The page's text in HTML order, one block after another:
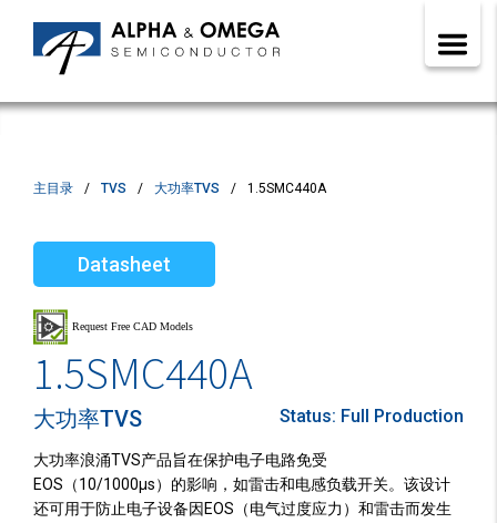
主目录 TVS 大功率TVS 1.5SMC440A
Datasheet
1.5SMC440A
大功率TVS Status: Full Production
大功率浪涌TVS产品旨在保护电子电路免受
EOS（10/1000µs）的影响，如雷击和电感负载开关。该设计
还可用于防止电子设备因EOS（电气过度应力）和雷击而发生